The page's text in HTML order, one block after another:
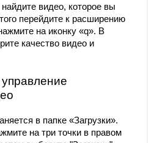
видео, которое вы
перейдите к расширению
на иконку «q». В
качество видео и
в папке «Загрузки».
на три точки в правом